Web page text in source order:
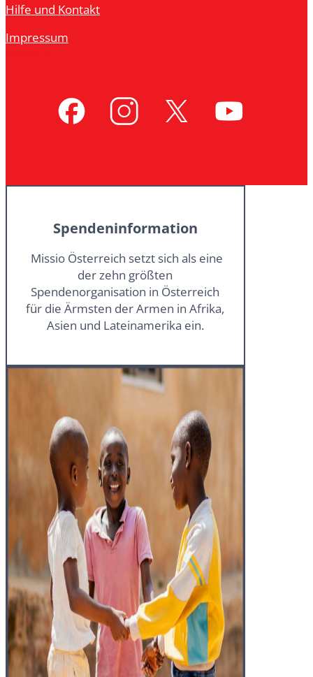
Hilfe und Kontakt
Impressum
Spendeninformation
Missio Österreich setzt sich als eine
der zehn größten
Spendenorganisation in Österreich
für die Ärmsten der Armen in Afrika,
Asien und Lateinamerika ein.